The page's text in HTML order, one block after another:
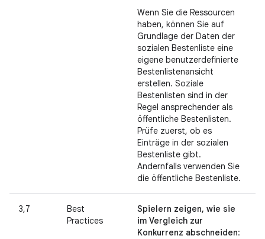
Wenn Sie die Ressourcen
haben, können Sie auf
Grundlage der Daten der
sozialen Bestenliste eine
eigene benutzerdefinierte
Bestenlistenansicht
erstellen. Soziale
Bestenlisten sind in der
Regel ansprechender als
öffentliche Bestenlisten.
Prüfe zuerst, ob es
Einträge in der sozialen
Bestenliste gibt.
Andernfalls verwenden Sie
die öffentliche Bestenliste.
3,7
Best
Practices
Spielern zeigen, wie sie
im Vergleich zur
Konkurrenz abschneiden: